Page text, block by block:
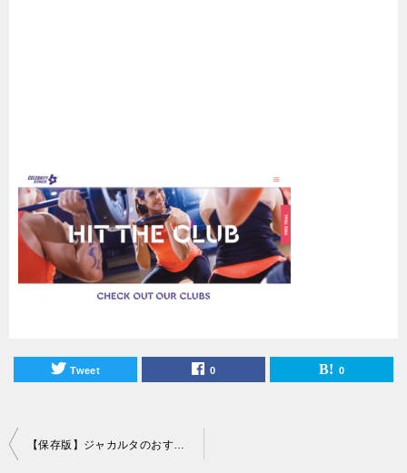
Tweet 0 0
投
【保存版】ジャカルタのおすすめスポーツジムを徹底解説！